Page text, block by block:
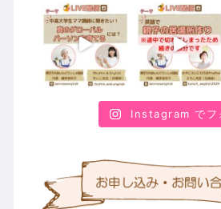
Instagram でフ